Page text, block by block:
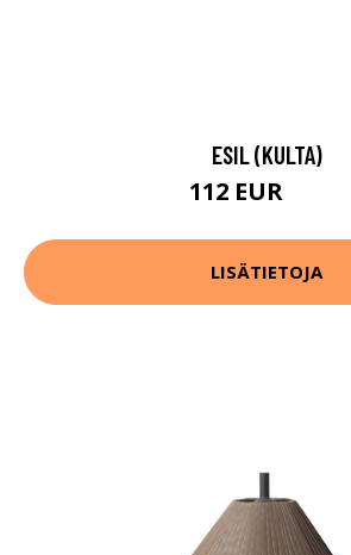
ESIL (KULTA)
112 EUR
LISÄTIETOJA